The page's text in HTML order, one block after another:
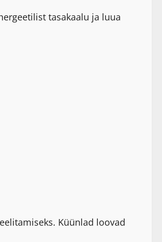
tasakaalu ja luua
Küünlad loovad